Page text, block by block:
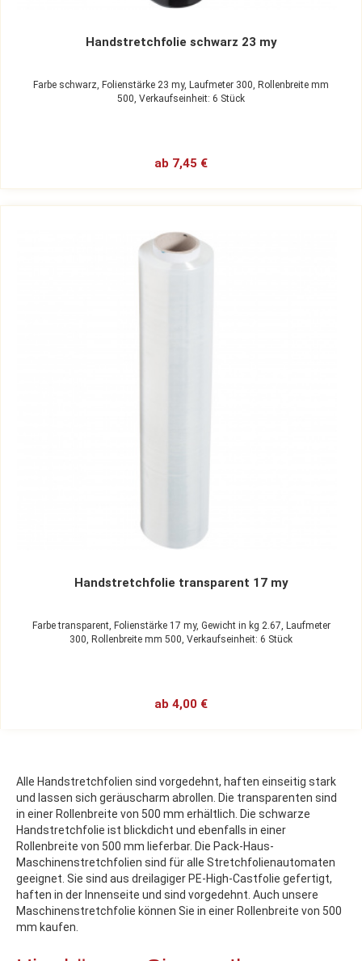
Handstretchfolie schwarz 23 my
Farbe schwarz, Folienstärke 23 my, Laufmeter 300, Rollenbreite mm
500, Verkaufseinheit: 6 Stück
ab 7,45 €
Handstretchfolie transparent 17 my
Farbe transparent, Folienstärke 17 my, Gewicht in kg 2.67, Laufmeter
300, Rollenbreite mm 500, Verkaufseinheit: 6 Stück
ab 4,00 €
Alle Handstretchfolien sind vorgedehnt, haften einseitig stark
und lassen sich geräuscharm abrollen. Die transparenten sind
in einer Rollenbreite von 500 mm erhältlich. Die schwarze
Handstretchfolie ist blickdicht und ebenfalls in einer
Rollenbreite von 500 mm lieferbar. Die Pack-Haus-
Maschinenstretchfolien sind für alle Stretchfolienautomaten
geeignet. Sie sind aus dreilagiger PE-High-Castfolie gefertigt,
haften in der Innenseite und sind vorgedehnt. Auch unsere
Maschinenstretchfolie können Sie in einer Rollenbreite von 500
mm kaufen.